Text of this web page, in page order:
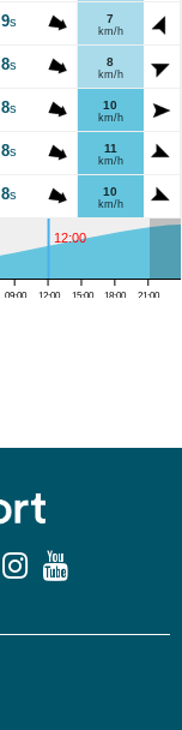
9s 7
km/h
8s 8
km/h
8s 10
km/h
8s 11
km/h
8s 10
km/h
12:00
09:00 12:00 15:00 18:00 21:00